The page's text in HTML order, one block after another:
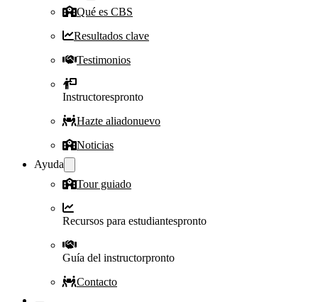
Qué es CBS
Resultados clave
Testimonios
Instructorespronto
Hazte aliadonuevo
Noticias
Ayuda
Tour guiado
Recursos para estudiantespronto
Guía del instructorpronto
Contacto